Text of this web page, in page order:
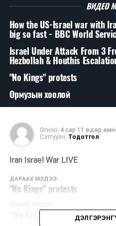
ВИДЕО
How the US-Israel war with
big so fast - BBC World
Israel Under Attack From 3
Hezbollah & Houthis
"No Kings" protests
Ормузын хоолой
Огноо: 4 сар 11
Сэтгүүлч: Тодотгол
Iran Israel War LIVE
ДАРААХ МЭДЭЭ
"No Kings" protests
“No Kings” жагсаал АНУ